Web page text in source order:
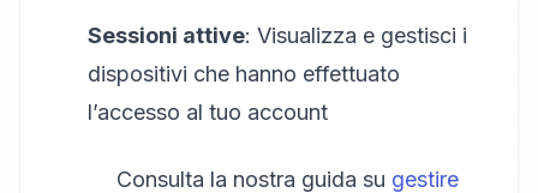
Sessioni attive: Visualizza e gestisci i
dispositivi che hanno effettuato
l’accesso al tuo account
Consulta la nostra guida su gestire